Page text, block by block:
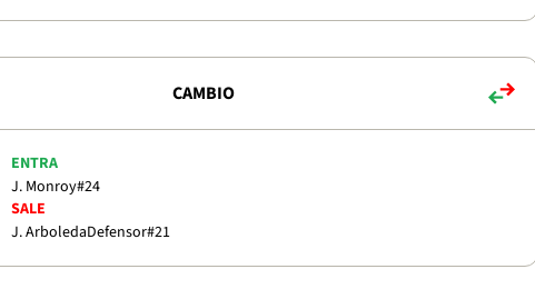
CAMBIO
ENTRA
J. Monroy#24
SALE
J. ArboledaDefensor#21